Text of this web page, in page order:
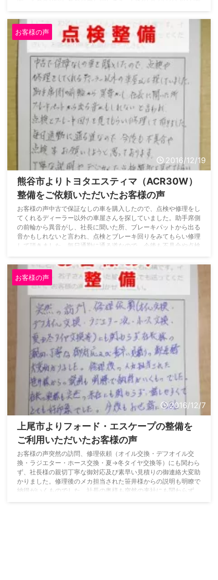
した。全体的に安心して乗れる状態なのが肌で分かります。プロ
の仕事をしていただきました。ありがとうございました。オート
サプライ鈴木からのコメントK様、この度は弊社へ ...
お客様の声
2016/12/19
熊谷市よりトヨタエスティマ（ACR30W）
整備をご依頼いただいたお客様の声
お客様の声中古で保証なしの車を購入したので、点検や修理をし
てくれるディーラー以外の車屋さんを探していました。助手席側
の前輪から異音がし、社長に聞いた所、ブレーキパットから出る
音かもしれないと言われ、点検とブレーキ回りをみてもらい修理
して頂きました。毎日通勤に通る道なので、今後も不具合や点検
検箇所を見せてもらい安心して良い店だと思いました。アットホ
ームなお店で整備士さんも真面目で信頼できました。オートサプ
ライ鈴木からのコメントN様、この度はとても丁寧 ...
お客様の声
2016/12/7
上尾市よりフォード・エスケープの整備を
ご利用いただいたお客様の声
お客様の声突然の訪問、修理依頼（オイル交換・デフオイル交
換・ラジエター・ホース交換・夏→冬タイヤ交換等）にも関わら
ず、社長様の親切丁寧な御対応及び素早い見積りの御連絡大変助
かりました。修理後のメカ担当された笹井様からの説明も明瞭で
納得がいくものでした。社長の奥様も突然の来社にも関わらず、